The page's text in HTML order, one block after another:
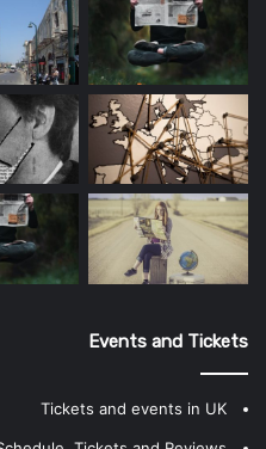
Events and Tickets
Tickets and events in UK